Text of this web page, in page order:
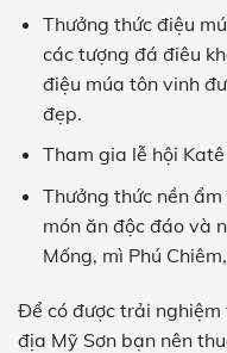
Thưởng thức điệu
các tượng đá điêu
điệu múa tôn vinh
đẹp.
Tham gia lễ hội
Thưởng thức nền
món ăn độc đáo và
Mống, mì Phú
Để có được trải
địa Mỹ Sơn bạn nên